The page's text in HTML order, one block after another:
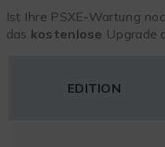
Ist Ihre PSXE-Wartung
das kostenlose Upgrade
EDITION